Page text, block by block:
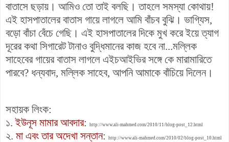
বাতাসে ছড়ায়। আমিও তো তাই বলছি। তাহলে সমস্যা কোথায়!
এই হাসপাতালের বাতাস গায়ে লাগলে আমি বাঁচব বুঝি। ভাগ্যিস,
বড়ো বাঁচা বেঁচে গেছি। এই হাসপাতালের দিকে মুখ করে ইয়ে ত্যাগ
দূরের কথা সিগারেট টানাও বুদ্ধিমানের কাজ হবে না...মল্লিক
সাহেবের গায়ের বাতাস লাগলে এইচআইভির সঙ্গে কে মারামারিতে
পারবে? ধন্যবাদ, মল্লিক সাহেব, আপনি আমাকে বাঁচিয়ে দিলেন।
সহায়ক লিংক:
১.ইউনূস মামার আবদার: http://www.ali-mahmed.com/2010/11/blog-post_12.html
২. মা এবং তার অদেখা সন্তান: http://www.ali-mahmed.com/2010/02/blog-post_10.html